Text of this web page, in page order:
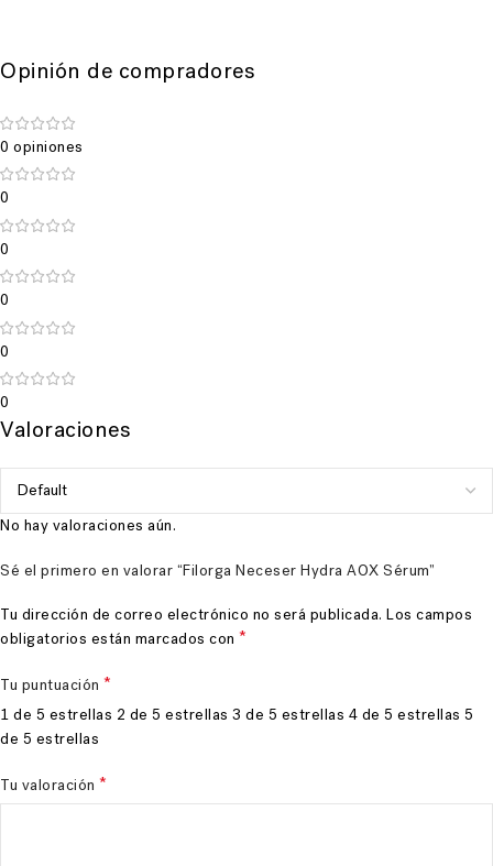
Opinión de compradores
0 opiniones
0
0
0
0
0
Valoraciones
No hay valoraciones aún.
Sé el primero en valorar “Filorga Neceser Hydra AOX Sérum”
Tu dirección de correo electrónico no será publicada. Los campos
obligatorios están marcados con *
Tu puntuación *
1 de 5 estrellas 2 de 5 estrellas 3 de 5 estrellas 4 de 5 estrellas 5
de 5 estrellas
Tu valoración *